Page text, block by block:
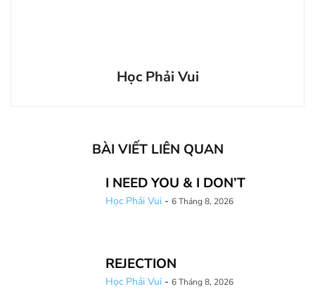
Học Phải Vui
BÀI VIẾT LIÊN QUAN
I NEED YOU & I DON’T
Học Phải Vui - 6 Tháng 8, 2026
REJECTION
Học Phải Vui - 6 Tháng 8, 2026